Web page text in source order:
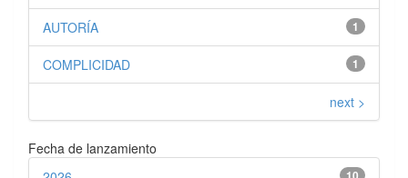
1
AUTORÍA
1
COMPLICIDAD
next >
Fecha de lanzamiento